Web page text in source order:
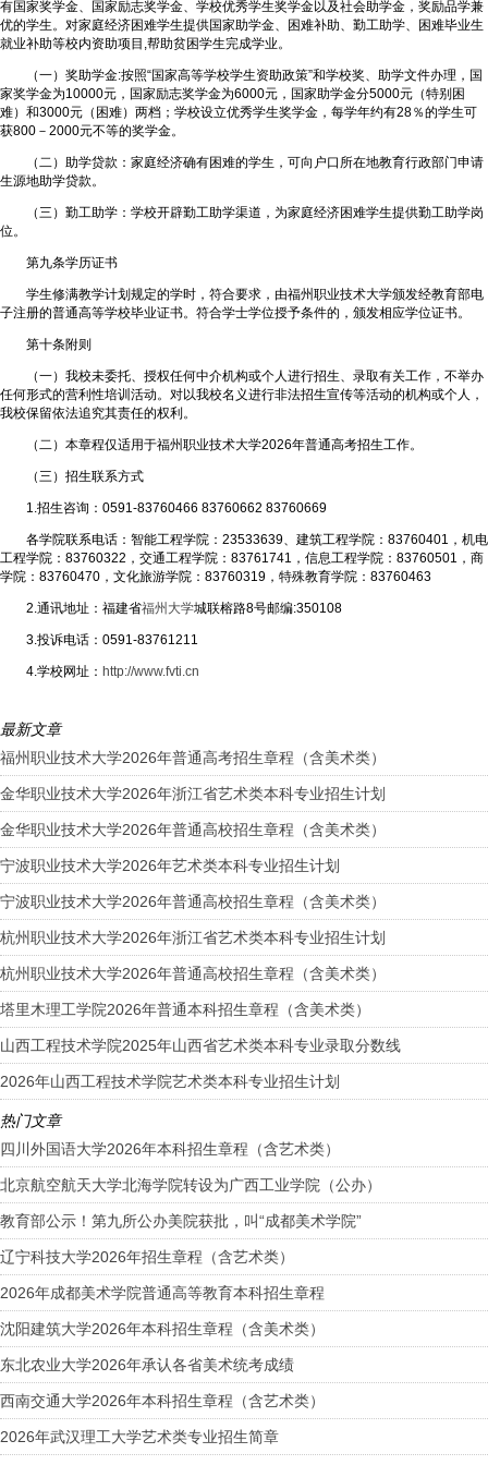
有国家奖学金、国家励志奖学金、学校优秀学生奖学金以及社会助学金，奖励品学兼
优的学生。对家庭经济困难学生提供国家助学金、困难补助、勤工助学、困难毕业生
就业补助等校内资助项目,帮助贫困学生完成学业。
（一）奖助学金:按照“国家高等学校学生资助政策”和学校奖、助学文件办理，国
家奖学金为10000元，国家励志奖学金为6000元，国家助学金分5000元（特别困
难）和3000元（困难）两档；学校设立优秀学生奖学金，每学年约有28％的学生可
获800－2000元不等的奖学金。
（二）助学贷款：家庭经济确有困难的学生，可向户口所在地教育行政部门申请
生源地助学贷款。
（三）勤工助学：学校开辟勤工助学渠道，为家庭经济困难学生提供勤工助学岗
位。
第九条学历证书
学生修满教学计划规定的学时，符合要求，由福州职业技术大学颁发经教育部电
子注册的普通高等学校毕业证书。符合学士学位授予条件的，颁发相应学位证书。
第十条附则
（一）我校未委托、授权任何中介机构或个人进行招生、录取有关工作，不举办
任何形式的营利性培训活动。对以我校名义进行非法招生宣传等活动的机构或个人，
我校保留依法追究其责任的权利。
（二）本章程仅适用于福州职业技术大学2026年普通高考招生工作。
（三）招生联系方式
1.招生咨询：0591-83760466 83760662 83760669
各学院联系电话：智能工程学院：23533639、建筑工程学院：83760401，机电
工程学院：83760322，交通工程学院：83761741，信息工程学院：83760501，商
学院：83760470，文化旅游学院：83760319，特殊教育学院：83760463
2.通讯地址：福建省福州大学城联榕路8号邮编:350108
3.投诉电话：0591-83761211
4.学校网址： http://www.fvti.cn
最新文章
福州职业技术大学2026年普通高考招生章程（含美术类）
金华职业技术大学2026年浙江省艺术类本科专业招生计划
金华职业技术大学2026年普通高校招生章程（含美术类）
宁波职业技术大学2026年艺术类本科专业招生计划
宁波职业技术大学2026年普通高校招生章程（含美术类）
杭州职业技术大学2026年浙江省艺术类本科专业招生计划
杭州职业技术大学2026年普通高校招生章程（含美术类）
塔里木理工学院2026年普通本科招生章程（含美术类）
山西工程技术学院2025年山西省艺术类本科专业录取分数线
2026年山西工程技术学院艺术类本科专业招生计划
热门文章
四川外国语大学2026年本科招生章程（含艺术类）
北京航空航天大学北海学院转设为广西工业学院（公办）
教育部公示！第九所公办美院获批，叫“成都美术学院”
辽宁科技大学2026年招生章程（含艺术类）
2026年成都美术学院普通高等教育本科招生章程
沈阳建筑大学2026年本科招生章程（含美术类）
东北农业大学2026年承认各省美术统考成绩
西南交通大学2026年本科招生章程（含艺术类）
2026年武汉理工大学艺术类专业招生简章